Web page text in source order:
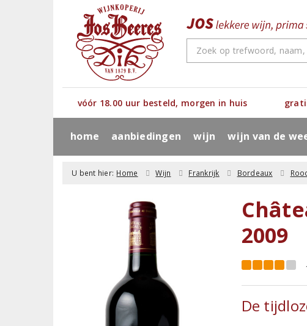
vóór 18.00 uur besteld, morgen in huis
home aanbiedingen wijn wijn van de
U bent hier: Home Wijn Frankrijk Bordeaux
2009
De